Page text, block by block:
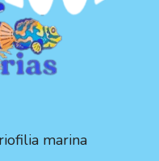
marina